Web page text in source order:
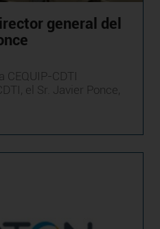
general del
CEQUIP-CDTI
el Sr. Javier Ponce,